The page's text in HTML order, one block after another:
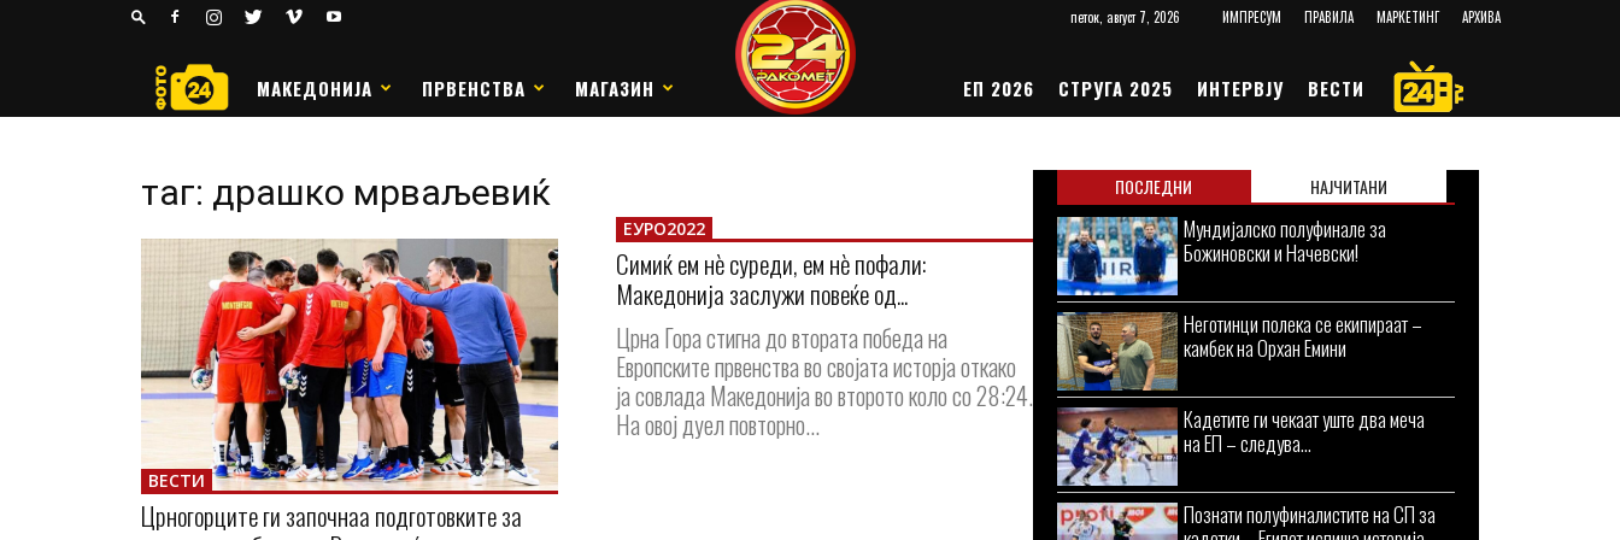
петок, август 7, 2026 ИМПРЕСУМ ПРАВИЛА МАРКЕТИНГ АРХИВА
РАКОМЕТ
МАКЕДОНИЈА ПРВЕНСТВА МАГАЗИН ЕП 2026 СТРУГА 2025 ИНТЕРВЈУ ВЕСТИ
таг: драшко мрваљевиќ
ВЕСТИ
Црногорците ги започнаа подготовките за
ЕУРО2022
Симиќ ем нè суреди, ем нè пофали:
Македонија заслужи повеќе од...
Црна Гора стигна до втората победа на
Европските првенства во својата исторја откако
ја совлада Македонија во второто коло со 28:24.
На овој дуел повторно...
ПОСЛЕДНИ НАЈЧИТАНИ
Мундијалско полуфинале за
Божиновски и Начевски!
Неготинци полека се екипираат –
камбек на Орхан Емини
Кадетите ги чекаат уште два меча
на ЕП – следува...
Познати полуфиналистите на СП за